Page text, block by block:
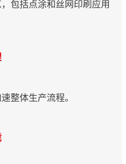
包括点涂和丝网印刷应用
整体生产流程。